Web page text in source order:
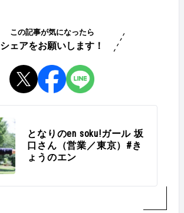
この記事が気になったら
シェアをお願いします！
となりのen soku!ガール 坂
口さん（営業／東京）#き
ょうのエン